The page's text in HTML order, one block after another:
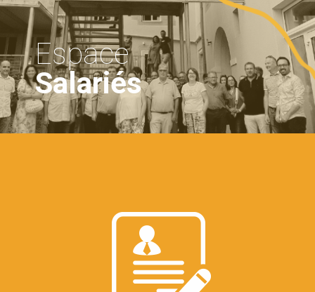
Espace
Salariés